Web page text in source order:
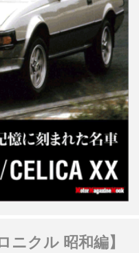
ニクル 昭和編】